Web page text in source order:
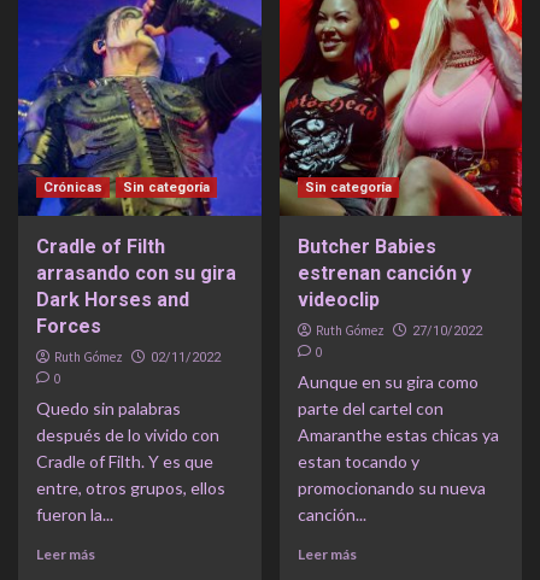
Crónicas Sin categoría
Cradle of Filth
arrasando con su gira
Dark Horses and
Forces
Ruth Gómez 02/11/2022
0
Quedo sin palabras
después de lo vivido con
Cradle of Filth. Y es que
entre, otros grupos, ellos
fueron la...
Leer más
Sin categoría
Butcher Babies
estrenan canción y
videoclip
Ruth Gómez 27/10/2022
0
Aunque en su gira como
parte del cartel con
Amaranthe estas chicas ya
estan tocando y
promocionando su nueva
canción...
Leer más